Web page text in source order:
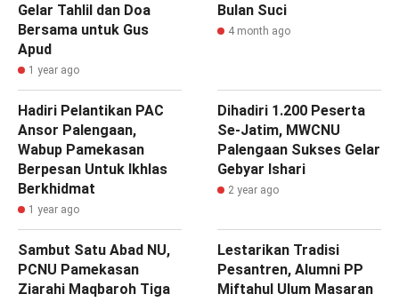
Gelar Tahlil dan Doa
Bersama untuk Gus
Apud
1 year ago
Bulan Suci
4 month ago
Hadiri Pelantikan PAC
Ansor Palengaan,
Wabup Pamekasan
Berpesan Untuk Ikhlas
Berkhidmat
1 year ago
Dihadiri 1.200 Peserta
Se-Jatim, MWCNU
Palengaan Sukses Gelar
Gebyar Ishari
2 year ago
Sambut Satu Abad NU,
PCNU Pamekasan
Ziarahi Maqbaroh Tiga
Lestarikan Tradisi
Pesantren, Alumni PP
Miftahul Ulum Masaran